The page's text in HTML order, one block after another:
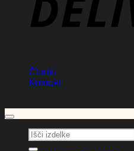
Članki
Kontakt
Išči: